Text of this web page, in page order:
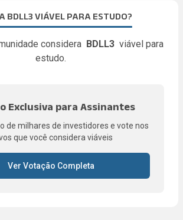
BDLL3 VIÁVEL PARA ESTUDO?
considera BDLL3 viável para
estudo.
Exclusiva para Assinantes
de milhares de investidores e vote nos
que você considera viáveis
Ver Votação Completa